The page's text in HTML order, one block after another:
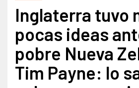
Inglaterra tuvo
pocas ideas
pobre Nueva
Tim Payne: lo